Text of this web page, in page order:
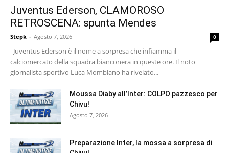
Juventus Ederson, CLAMOROSO
RETROSCENA: spunta Mendes
Stepk - Agosto 7, 2026 0
Juventus Ederson è il nome a sorpresa che infiamma il
calciomercato della squadra bianconera in queste ore. Il noto
giornalista sportivo Luca Momblano ha rivelato...
Moussa Diaby all’Inter: COLPO pazzesco per
Chivu!
Agosto 7, 2026
Preparazione Inter, la mossa a sorpresa di